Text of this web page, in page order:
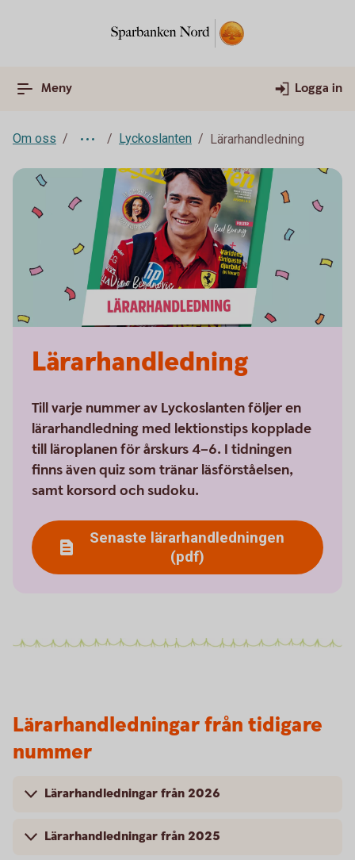
Meny Logga in
Om oss Lyckoslanten Lärarhandledning
Lärarhandledning
Till varje nummer av Lyckoslanten följer en
lärarhandledning med lektionstips kopplade
till läroplanen för årskurs 4–6. I tidningen
finns även quiz som tränar läsförståelsen,
samt korsord och sudoku.
Senaste lärarhandledningen
(pdf)
Lärarhandledningar från tidigare
nummer
Lärarhandledningar från 2026
Lärarhandledningar från 2025